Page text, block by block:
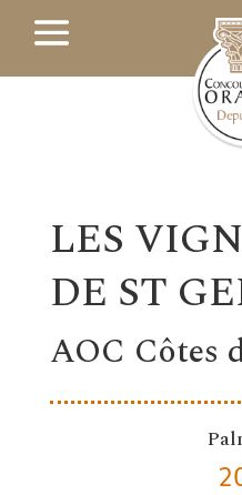
LES
DE ST
AOC Côtes